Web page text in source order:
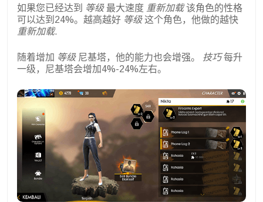
如果您已经达到 等级最大速度 重新加载该角色的性格
可以达到24%。越高越好 等级这个角色，他做的越快
重新加载.
随着增加 等级尼基塔，他的能力也会增强。 技巧每升
一级，尼基塔会增加4%-24%左右。